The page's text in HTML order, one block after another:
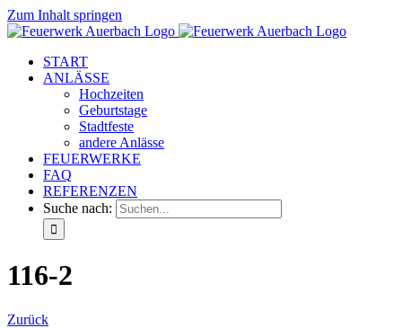
Zum Inhalt springen
START
ANLÄSSE
Hochzeiten
Geburtstage
Stadtfeste
andere Anlässe
FEUERWERKE
FAQ
REFERENZEN
Suche nach:
116-2
Zurück